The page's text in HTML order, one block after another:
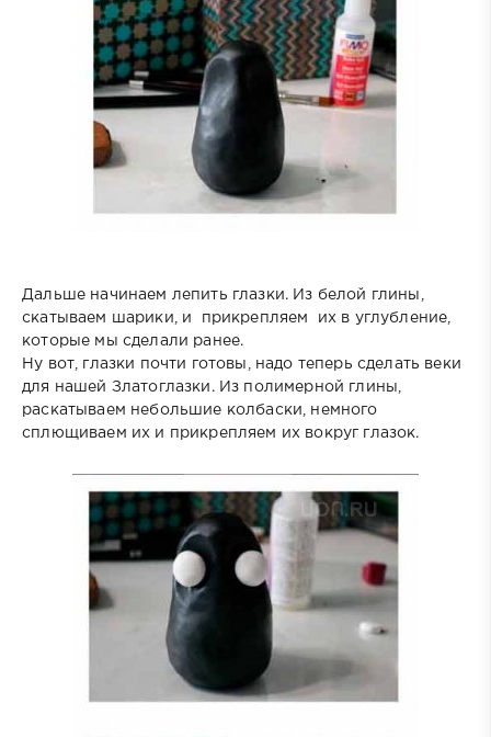
Дальше начинаем лепить глазки. Из белой глины,
скатываем шарики, и прикрепляем их в углубление,
которые мы сделали ранее.
Ну вот, глазки почти готовы, надо теперь сделать веки
для нашей Златоглазки. Из полимерной глины,
раскатываем небольшие колбаски, немного
сплющиваем их и прикрепляем их вокруг глазок.